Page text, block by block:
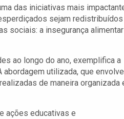
das iniciativas mais
sejam redistribuídos
sociais: a insegurança
ao longo do ano, exemplifica a
utilizada, que
de maneira organizada
ações educativas e